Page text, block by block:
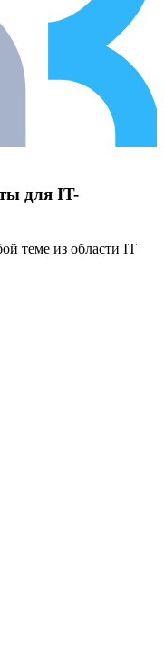
для IT-
теме из области IT